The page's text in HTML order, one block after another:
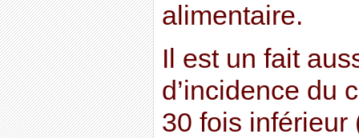
alimentaire.
Il est un fait
d’incidence du
30 fois inférieur